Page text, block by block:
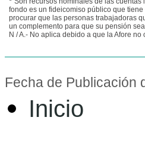
fondo es un fideicomiso público que
procurar que las personas trabajadoras
un complemento para que su pensión
N / A.- No aplica debido a que la Afore
Fecha de Publicación
Inicio